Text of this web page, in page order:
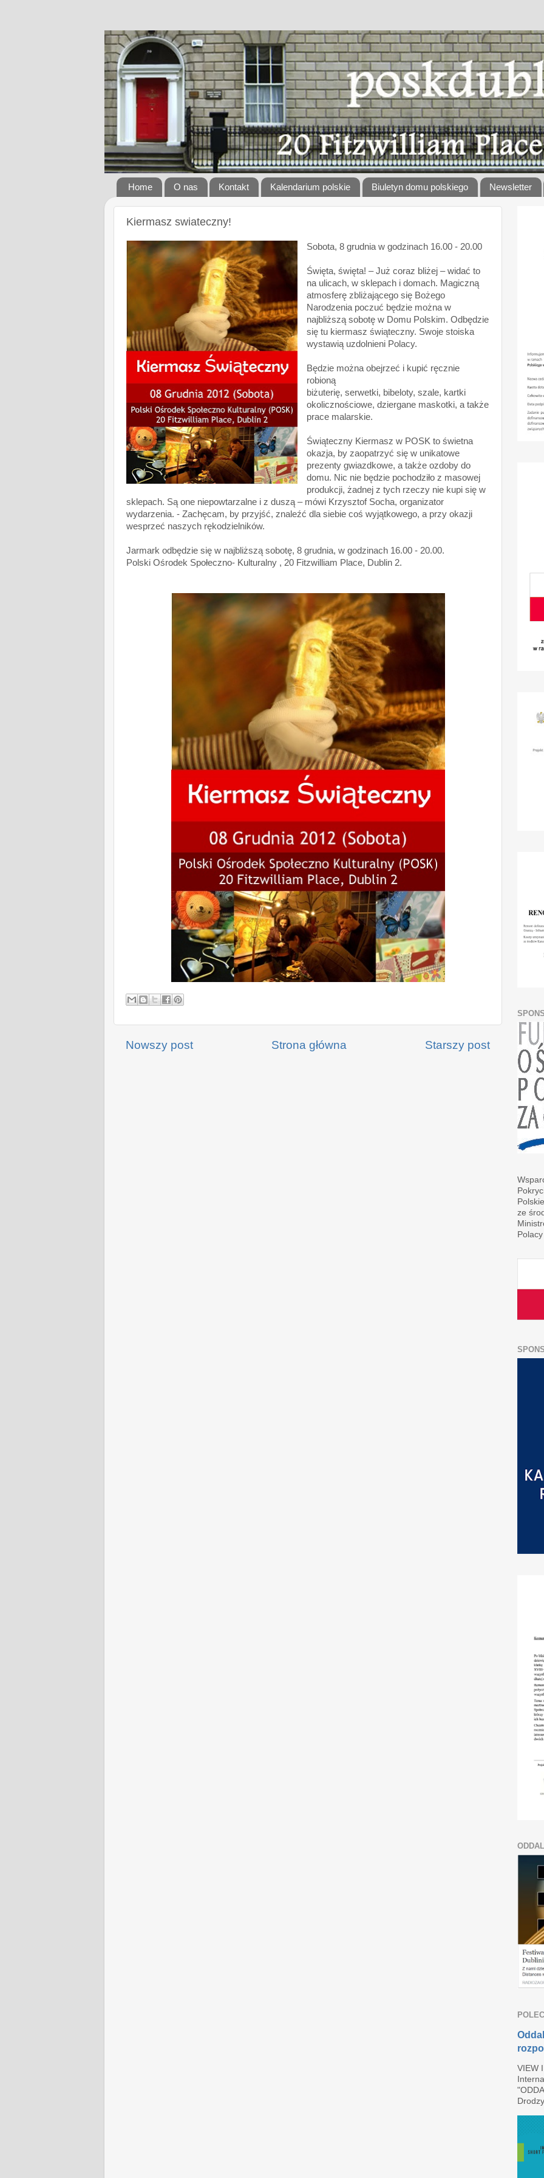
Home O nas Kontakt Kalendarium polskie Biuletyn domu polskiego Newsletter
Kiermasz swiateczny!
Sobota, 8 grudnia w godzinach 16.00 - 20.00
Święta, święta! – Już coraz bliżej – widać to
na ulicach, w sklepach i domach. Magiczną
atmosferę zbliżającego się Bożego
Narodzenia poczuć będzie można w
najbliższą sobotę w Domu Polskim. Odbędzie
się tu kiermasz świąteczny. Swoje stoiska
wystawią uzdolnieni Polacy.
Będzie można obejrzeć i kupić ręcznie
robioną
biżuterię, serwetki, bibeloty, szale, kartki
okolicznościowe, dziergane maskotki, a także
prace malarskie.
Świąteczny Kiermasz w POSK to świetna
okazja, by zaopatrzyć się w unikatowe
prezenty gwiazdkowe, a także ozdoby do
domu. Nic nie będzie pochodziło z masowej
produkcji, żadnej z tych rzeczy nie kupi się w
sklepach. Są one niepowtarzalne i z duszą – mówi Krzysztof Socha, organizator
wydarzenia. - Zachęcam, by przyjść, znaleźć dla siebie coś wyjątkowego, a przy okazji
wesprzeć naszych rękodzielników.
Jarmark odbędzie się w najbliższą sobotę, 8 grudnia, w godzinach 16.00 - 20.00.
Polski Ośrodek Społeczno- Kulturalny , 20 Fitzwilliam Place, Dublin 2.
Nowszy post Starszy post
Strona główna
ze
VIEW